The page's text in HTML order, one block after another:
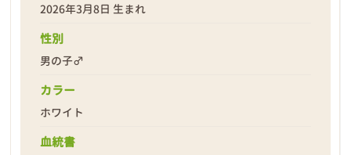
2026年3月8日 生まれ
性別
男の子♂
カラー
ホワイト
血統書